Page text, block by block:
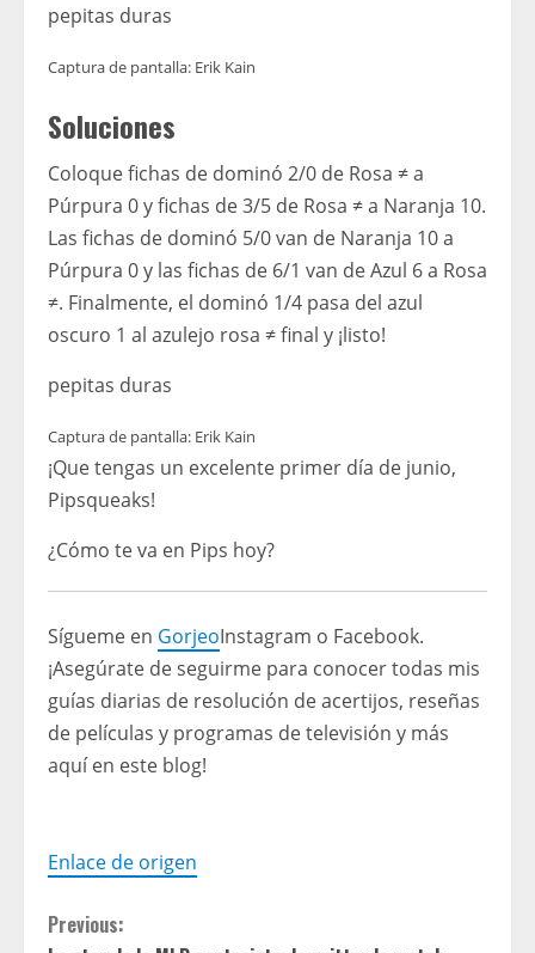
pepitas duras
Captura de pantalla: Erik Kain
Soluciones
Coloque fichas de dominó 2/0 de Rosa ≠ a
Púrpura 0 y fichas de 3/5 de Rosa ≠ a Naranja 10.
Las fichas de dominó 5/0 van de Naranja 10 a
Púrpura 0 y las fichas de 6/1 van de Azul 6 a Rosa
≠. Finalmente, el dominó 1/4 pasa del azul
oscuro 1 al azulejo rosa ≠ final y ¡listo!
pepitas duras
Captura de pantalla: Erik Kain
¡Que tengas un excelente primer día de junio,
Pipsqueaks!
¿Cómo te va en Pips hoy?
Sígueme en GorjeoInstagram o Facebook.
¡Asegúrate de seguirme para conocer todas mis
guías diarias de resolución de acertijos, reseñas
de películas y programas de televisión y más
aquí en este blog!
Enlace de origen
C
Previous: